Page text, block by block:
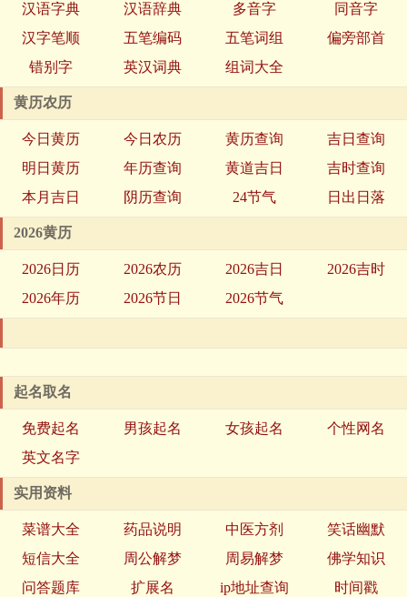
汉语字典 汉语辞典 多音字
同音字
汉字笔顺
五笔编码 五笔词组
偏旁部首
错别字
英汉词典 组词大全
黄历农历
今日黄历 今日农历 黄历查询
吉日查询
明日黄历
年历查询 黄道吉日
吉时查询
本月吉日
阴历查询 24节气 日出日落
2026黄历
2026日历 2026农历 2026吉日
2026吉时
2026年历
2026节日 2026节气
起名取名
免费起名 男孩起名 女孩起名
个性网名
英文名字
实用资料
菜谱大全 药品说明 中医方剂
笑话幽默
短信大全
周公解梦 周易解梦
佛学知识
问答题库
扩展名 ip地址查询
时间戳